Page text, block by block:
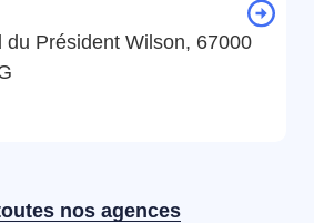
du Président Wilson, 67000
nos agences